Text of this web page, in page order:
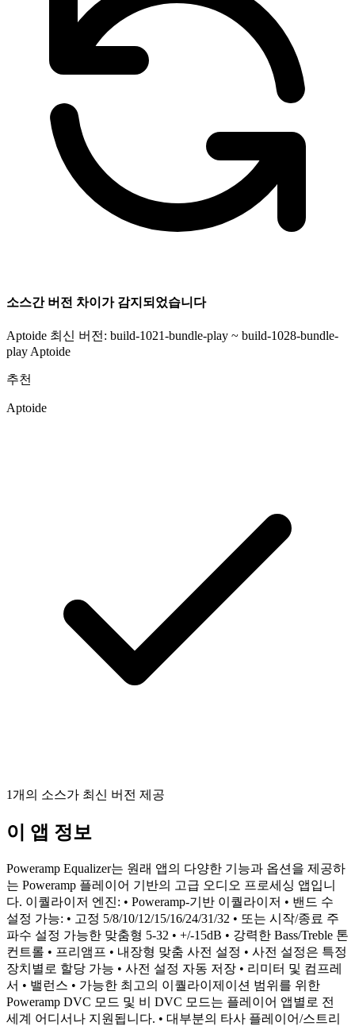
소스간 버전 차이가 감지되었습니다
Aptoide 최신 버전: build-1021-bundle-play ~ build-1028-bundle-
play Aptoide
추천
Aptoide
1개의 소스가 최신 버전 제공
이 앱 정보
Poweramp Equalizer는 원래 앱의 다양한 기능과 옵션을 제공하
는 Poweramp 플레이어 기반의 고급 오디오 프로세싱 앱입니
다. 이퀄라이저 엔진: • Poweramp-기반 이퀄라이저 • 밴드 수
설정 가능: • 고정 5/8/10/12/15/16/24/31/32 • 또는 시작/종료 주
파수 설정 가능한 맞춤형 5-32 • +/-15dB • 강력한 Bass/Treble 톤
컨트롤 • 프리앰프 • 내장형 맞춤 사전 설정 • 사전 설정은 특정
장치별로 할당 가능 • 사전 설정 자동 저장 • 리미터 및 컴프레
서 • 밸런스 • 가능한 최고의 이퀄라이제이션 범위를 위한
Poweramp DVC 모드 및 비 DVC 모드는 플레이어 앱별로 전
세계 어디서나 지원됩니다. • 대부분의 타사 플레이어/스트리